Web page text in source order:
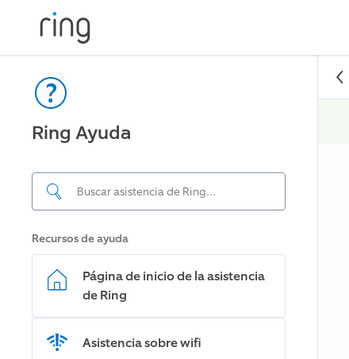
Ring Ayuda
Recursos de ayuda
Página de inicio de la asistencia
de Ring
Asistencia sobre wifi